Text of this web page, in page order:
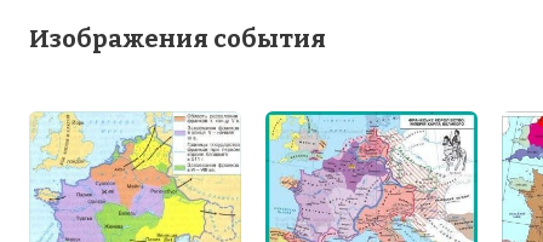
Изображения события